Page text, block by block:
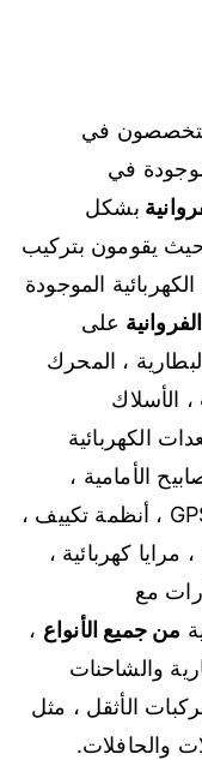
في
في
بشكل
يقومون بتركيب
الموجودة
على
، المحرك
الأسلاك
الكهربائية
الأمامية ،
ومكافحة السرقة إنذارات ، أجهزة GPS ، أنظمة تكييف ،
كهربائية ،
مع
من جميع الأنواع ،
والشاحنات
الأثقل ، مثل
والحافلات.